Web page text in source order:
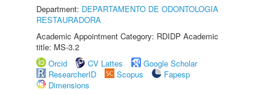
Department: DEPARTAMENTO DE ODONTOLOGIA
RESTAURADORA
Academic Appointment Category: RDIDP Academic
title: MS-3.2
Orcid
CV Lattes
Google Scholar
ResearcherID
Scopus
Fapesp
Dimensions